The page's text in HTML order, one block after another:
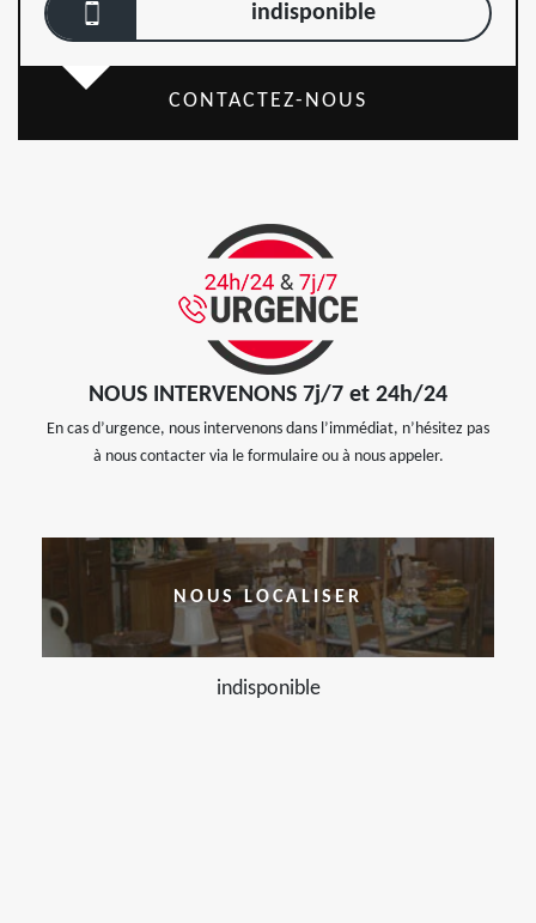
indisponible
CONTACTEZ-NOUS
NOUS INTERVENONS 7j/7 et 24h/24
En cas d’urgence, nous intervenons dans l’immédiat, n’hésitez pas
à nous contacter via le formulaire ou à nous appeler.
NOUS LOCALISER
indisponible